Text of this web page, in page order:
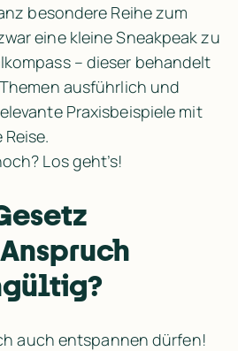
besondere Reihe zum
eine kleine Sneakpeak zu
– dieser behandelt
ausführlich und
Praxisbeispiele mit
Los geht’s!
auch entspannen dürfen!